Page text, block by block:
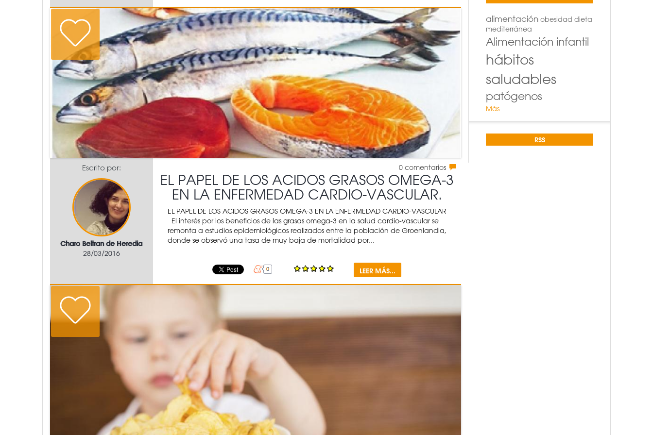
0 comentarios
EL PAPEL DE LOS ACIDOS GRASOS OMEGA-3
EN LA ENFERMEDAD CARDIO-VASCULAR.
Escrito por:
Charo Beltran de Heredia
28/03/2016
EL PAPEL DE LOS ACIDOS GRASOS OMEGA-3 EN LA ENFERMEDAD CARDIO-VASCULAR
El interés por los beneficios de las grasas omega-3 en la salud cardio-vascular se
remonta a estudios epidemiológicos realizados entre la población de Groenlandia,
donde se observó una tasa de muy baja de mortalidad por...
LEER MÁS...
alimentación obesidad dieta
mediterránea
Alimentación infantil
hábitos
saludables
patógenos
Más
RSS